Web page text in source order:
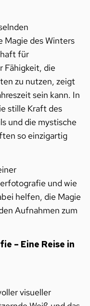
Magie des Winters
für
Fähigkeit, die
zu nutzen, zeigt
sein kann. In
stille Kraft des
und die mystische
so einzigartig
und wie
helfen, die Magie
Aufnahmen zum
– Eine Reise in
visueller